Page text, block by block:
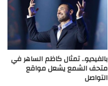
بالفيديو.. تمثال كاظم الساهر في
متحف الشمع يشعل مواقع
التواصل